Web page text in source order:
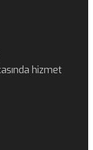
hizmet